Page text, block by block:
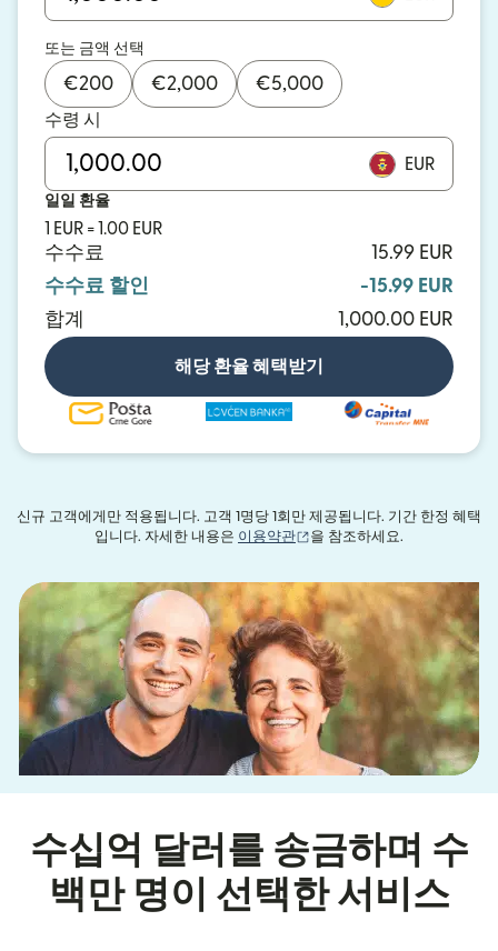
또는 금액 선택
€200 €2,000 €5,000
수령 시
EUR
일일 환율
1 EUR = 1.00 EUR
수수료
15.99 EUR
수수료 할인
-15.99 EUR
합계
1,000.00 EUR
해당 환율 혜택받기
신규 고객에게만 적용됩니다. 고객 1명당 1회만 제공됩니다. 기간 한정 혜택
입니다. 자세한 내용은 이용약관 (새 창에서 열림)
을 참조하세요.
수십억 달러를 송금하며 수
백만 명이 선택한 서비스